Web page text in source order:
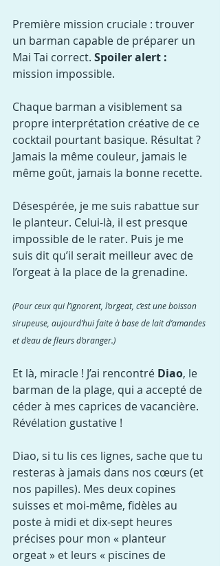
Première mission cruciale : trouver
un barman capable de préparer un
Mai Tai correct. Spoiler alert :
mission impossible.
Chaque barman a visiblement sa
propre interprétation créative de ce
cocktail pourtant basique. Résultat ?
Jamais la même couleur, jamais le
même goût, jamais la bonne recette.
Désespérée, je me suis rabattue sur
le planteur. Celui-là, il est presque
impossible de le rater. Puis je me
suis dit qu’il serait meilleur avec de
l’orgeat à la place de la grenadine.
(Pour ceux qui l’ignorent, l’orgeat, c’est une boisson
sirupeuse, aujourd’hui faite à base de lait d’amandes
et d’eau de fleurs d’oranger.)
Et là, miracle ! J’ai rencontré Diao, le
barman de la plage, qui a accepté de
céder à mes caprices de vacancière.
Révélation gustative !
Diao, si tu lis ces lignes, sache que tu
resteras à jamais dans nos cœurs (et
nos papilles). Mes deux copines
suisses et moi-même, fidèles au
poste à midi et dix-sept heures
précises pour mon « planteur
orgeat » et leurs « piscines de